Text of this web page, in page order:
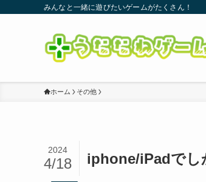
みんなと一緒に遊びたいゲームがたくさん！
ホーム その他
iphone/iPadでし
2024
4/18